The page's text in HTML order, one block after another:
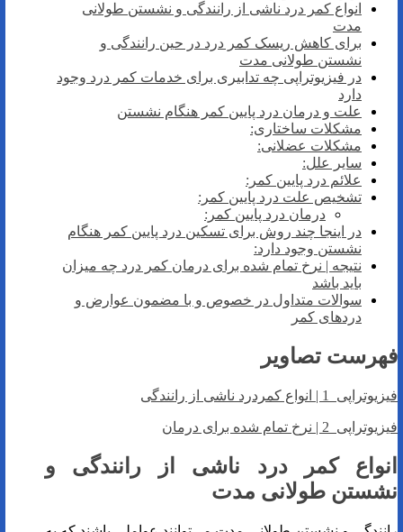
انواع کمر درد ناشی از رانندگی و نشستن طولانی
مدت
برای کاهش ریسک کمر درد در حین رانندگی و
نشستن طولانی مدت
در فیزیوتراپی چه تدابیری برای خدمات کمر درد وجود
دارد
علت و درمان درد پایین کمر هنگام نشستن
مشکلات ساختاری:
مشکلات عضلانی:
سایر علل:
علائم درد پایین کمر:
تشخیص علت درد پایین کمر:
درمان درد پایین کمر:
در اینجا چند روش برای تسکین درد پایین کمر هنگام
نشستن وجود دارد:
نتیجه | نرخ تمام شده برای درمان کمر درد چه میزان
باید باشد
سوالات متداول در خصوص و با مضمون عوارض و
دردهای کمر
فهرست تصاویر
فیزیوتراپی 1 | انواع کمردرد ناشی از رانندگی
فیزیوتراپی 2 | نرخ تمام شده برای درمان
انواع کمر درد ناشی از رانندگی و
نشستن طولانی مدت